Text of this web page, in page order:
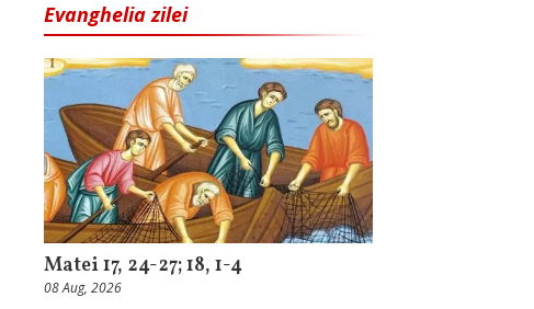
Evanghelia zilei
Matei 17, 24-27; 18, 1-4
08 Aug, 2026